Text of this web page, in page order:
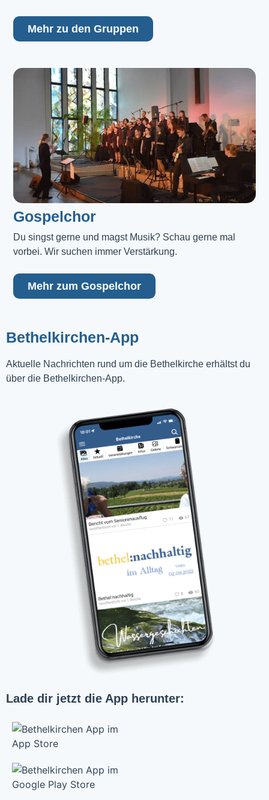
Mehr zu den Gruppen
Gospelchor
Du singst gerne und magst Musik? Schau gerne mal
vorbei. Wir suchen immer Verstärkung.
Mehr zum Gospelchor
Bethelkirchen-App
Aktuelle Nachrichten rund um die Bethelkirche erhältst du
über die Bethelkirchen-App.
Lade dir jetzt die App herunter: